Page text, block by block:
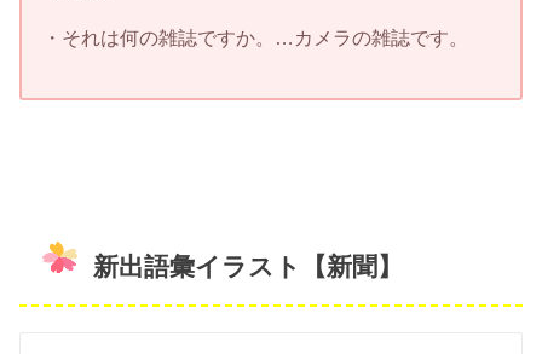
・それは何の雑誌ですか。…カメラの雑誌です。
新出語彙イラスト【新聞】